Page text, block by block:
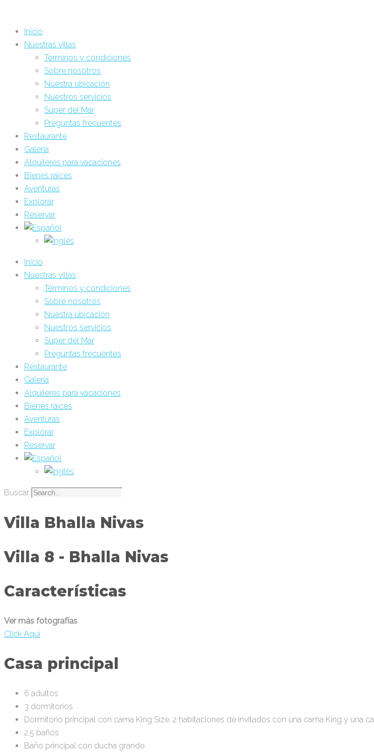
Inicio
Nuestras villas
Términos y condiciones
Sobre nosotros
Nuestra ubicación
Nuestros servicios
Super del Mar
Preguntas frecuentes
Restaurante
Galería
Alquileres para vacaciones
Bienes raíces
Aventuras
Explorar
Reservar
Inicio
Nuestras villas
Términos y condiciones
Sobre nosotros
Nuestra ubicación
Nuestros servicios
Super del Mar
Preguntas frecuentes
Restaurante
Galería
Alquileres para vacaciones
Bienes raíces
Aventuras
Explorar
Reservar
Buscar
Villa Bhalla Nivas
Villa 8 - Bhalla Nivas
Características
Ver más fotografías
Click Aquí
Casa principal
6 adultos
3 dormitorios
Dormitorio principal con cama King Size, 2 habitaciones de invitados con una cama King y una
2,5 baños
Baño principal con ducha grande